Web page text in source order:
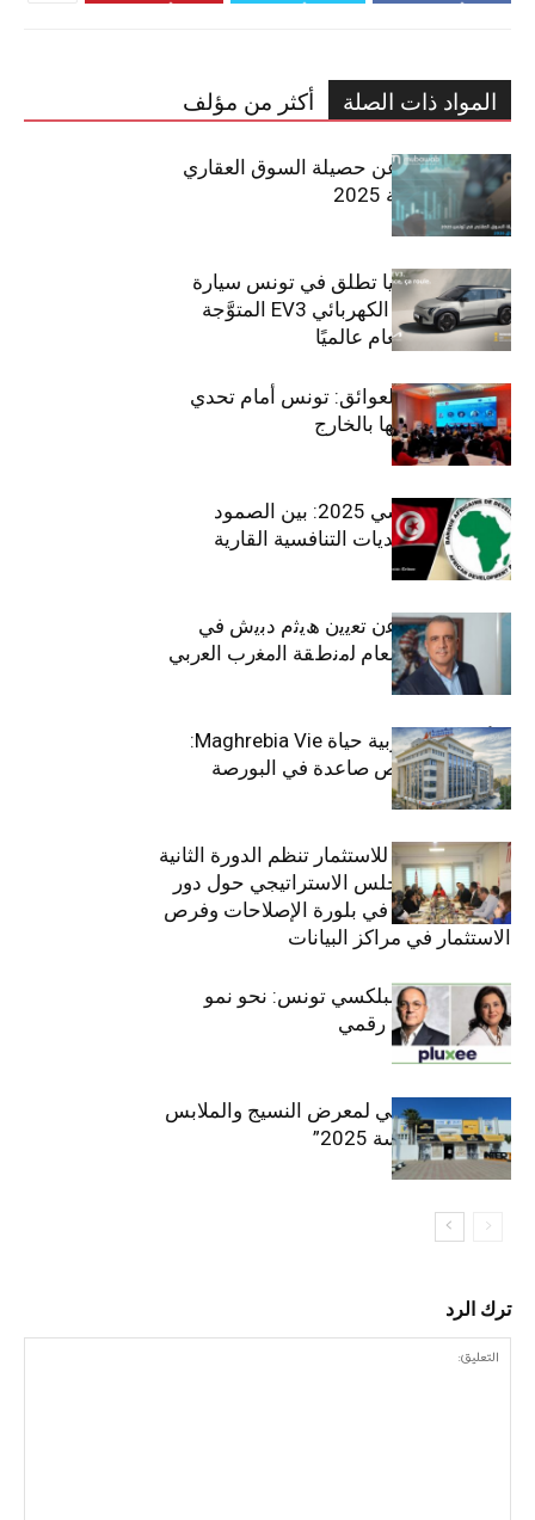
المواد ذات الصلة أكثر من مؤلف
مبوب تكشف عن حصيلة السوق العقاري
في تونس لسنة 2025
سيتي كارز – كيا تطلق في تونس سيارة
الـدفع الرباعي الكهربائي EV3 المتوَّجة
بلقب سيارة العام عالميًا
بين الطموح والعوائق: تونس أمام تحدي
استعادة كفاءاتها بالخارج
الاقتصاد التونسي 2025: بين الصمود
الاجتماعي وتحديات التنافسية القارية
ﺗﯾﺗرا ﺑﺎك ﺗﻌﻠن ﻋن ﺗﻌﯾﯾن ھﯾﺛم دﺑﯾش ﻓﻲ
ﻣﻧﺻب اﻟﻣدﯾر اﻟﻌﺎم ﻟﻣﻧطﻘﺔ اﻟﻣﻐرب اﻟﻌرﺑﻲ
وﻏرب أﻓرﯾﻘﯾﺎ
التأمينات المغربية حياة Maghrebia Vie:
فاعل رائد بفرص صاعدة في البورصة
(+34.8%)
الهيئة التونسية للاستثمار تنظم الدورة الثانية
والعشرين للمجلس الاستراتيجي حول دور
القطاع الخاص في بلورة الإصلاحات وفرص
الاستثمار في مراكز البيانات
قيادة مزدوجة لبلكسي تونس: نحو نمو
متسارع وتحول رقمي
الافتتاح الرسمي لمعرض النسيج والملابس
“إنترتكس سوسة 2025”
ترك الرد